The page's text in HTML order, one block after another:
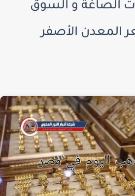
الصاغة و السوق
الأصفر